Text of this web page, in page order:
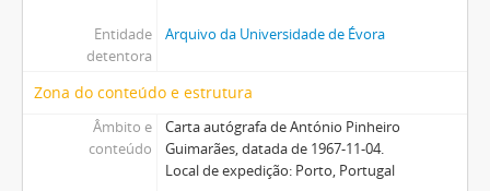
Entidade
detentora
Arquivo da Universidade de Évora
Zona do conteúdo e estrutura
Âmbito e
conteúdo
Carta autógrafa de António Pinheiro
Guimarães, datada de 1967-11-04.
Local de expedição: Porto, Portugal